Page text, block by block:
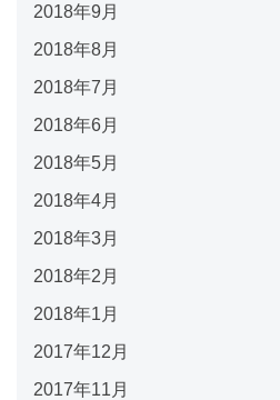
2018年9月
2018年8月
2018年7月
2018年6月
2018年5月
2018年4月
2018年3月
2018年2月
2018年1月
2017年12月
2017年11月